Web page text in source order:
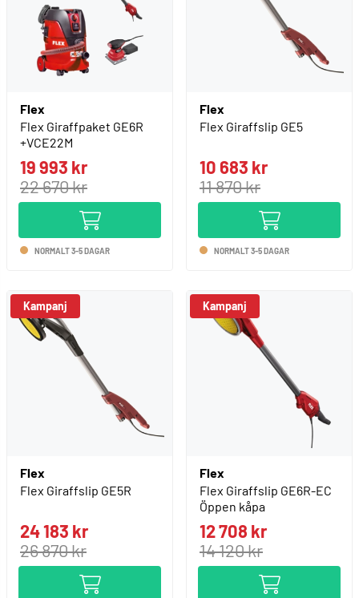
Flex
Flex Giraffpaket GE6R
+VCE22M
19 993 kr
22 670 kr
NORMALT 3-5 DAGAR
Flex
Flex Giraffslip GE5
10 683 kr
11 870 kr
NORMALT 3-5 DAGAR
Kampanj
Flex
Flex Giraffslip GE5R
24 183 kr
26 870 kr
Kampanj
Flex
Flex Giraffslip GE6R-EC
Öppen kåpa
12 708 kr
14 120 kr